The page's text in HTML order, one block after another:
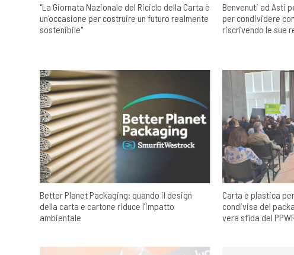
"La Giornata Nazionale del Riciclo della Carta è
un'occasione per costruire un futuro realmente
sostenibile"
Benvenuti ad Asti
per condividere
riscrivendo le sue
Better Planet Packaging: quando il design
della carta e cartone riduce l’impatto
ambientale
Carta e plastica
condivisa del
vera sfida del